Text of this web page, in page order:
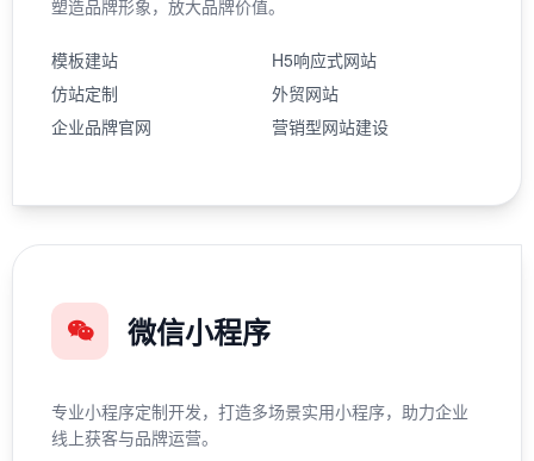
塑造品牌形象，放大品牌价值。
模板建站
H5响应式网站
仿站定制
外贸网站
企业品牌官网
营销型网站建设
微信小程序
专业小程序定制开发，打造多场景实用小程序，助力企业
线上获客与品牌运营。